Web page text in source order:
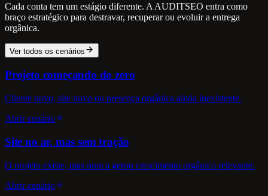
Cada conta tem um estágio diferente. A AUDITSEO entra como
braço estratégico para destravar, recuperar ou evoluir a entrega
orgânica.
Ver todos os cenários
Projeto começando do zero
Cliente novo, site novo ou presença orgânica ainda inexistente.
Abrir cenário
Site no ar, mas sem tração
O projeto existe, mas nunca gerou crescimento orgânico relevante.
Abrir cenário